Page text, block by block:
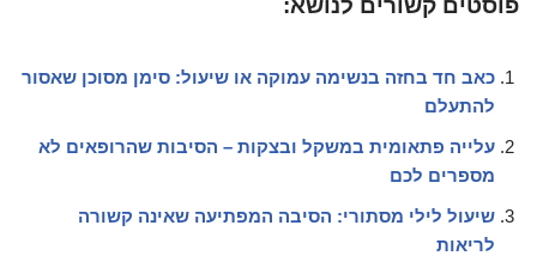
פוסטים קשורים לנושא:
כאב חד בחזה בנשימה עמוקה או שיעול: סימן מסוכן שאסור
להתעלם
עלייה פתאומית במשקל ובצקות – הסיבות שהרופאים לא
מספרים לכם
שיעול לילי מסתורי: הסיבה המפתיעה שאינה קשורה
לריאות